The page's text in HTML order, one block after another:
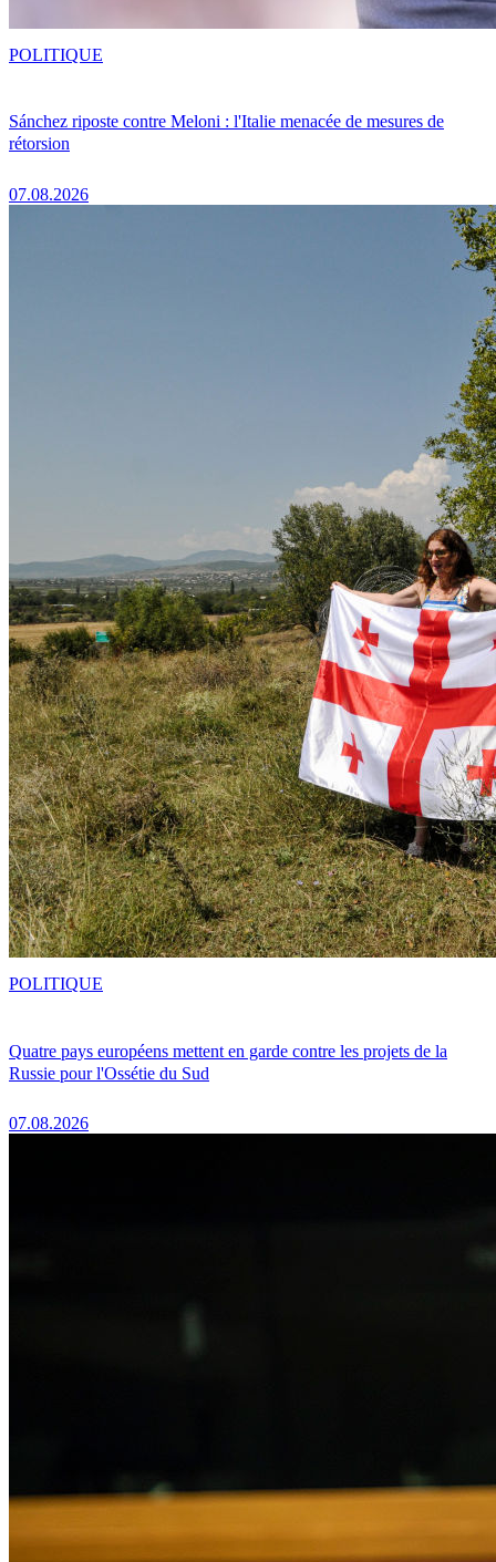
Sánchez riposte contre Meloni : l'Italie menacée de mesures de
rétorsion
07.08.2026
POLITIQUE
Quatre pays européens mettent en garde contre les projets de la
Russie pour l'Ossétie du Sud
07.08.2026
POLITIQUE